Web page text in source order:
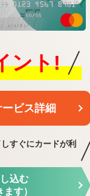
ント!
ビス詳細
すぐにカードが利
込む
す）